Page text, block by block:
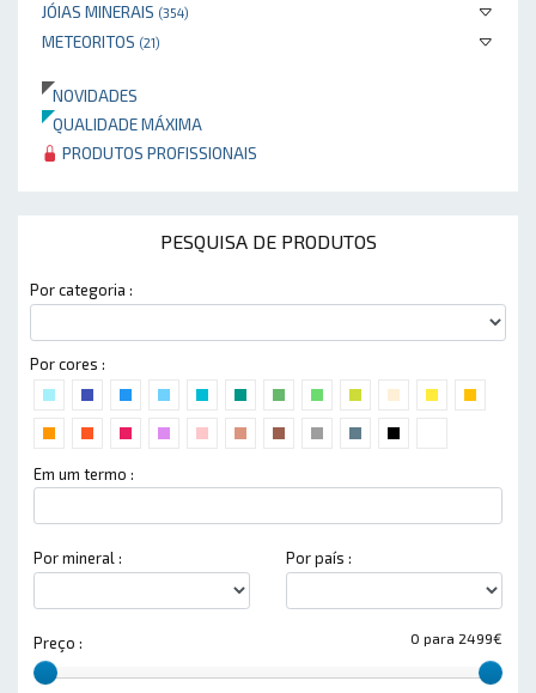
JÓIAS MINERAIS (354)
METEORITOS (21)
NOVIDADES
QUALIDADE MÁXIMA
PRODUTOS PROFISSIONAIS
PESQUISA DE PRODUTOS
Por categoria :
Por cores :
Em um termo :
Por mineral : Por país :
0 para 2499€
Preço :